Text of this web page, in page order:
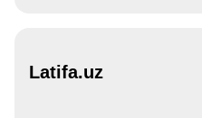
Latifa.uz